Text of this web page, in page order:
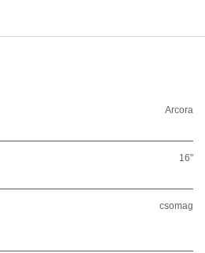
Arcora
16"
csomag